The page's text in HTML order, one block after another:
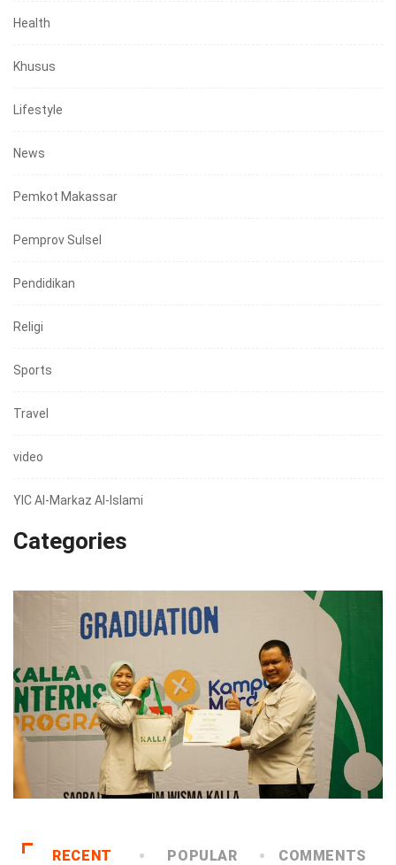
Health
Khusus
Lifestyle
News
Pemkot Makassar
Pemprov Sulsel
Pendidikan
Religi
Sports
Travel
video
YIC Al-Markaz Al-Islami
Categories
RECENT POPULAR COMMENTS